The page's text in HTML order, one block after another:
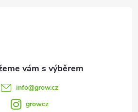
info@grow.cz
growcz